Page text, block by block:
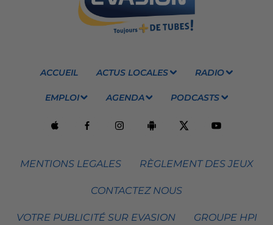
ACCUEIL ACTUS LOCALES RADIO
EMPLOI AGENDA PODCASTS
MENTIONS LEGALES RÈGLEMENT DES JEUX
CONTACTEZ NOUS
VOTRE PUBLICITÉ SUR EVASION GROUPE HPI